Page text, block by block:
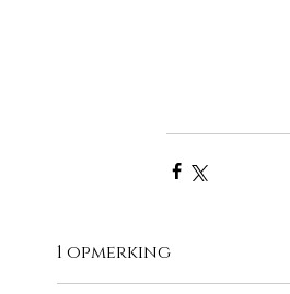
1 opmerking